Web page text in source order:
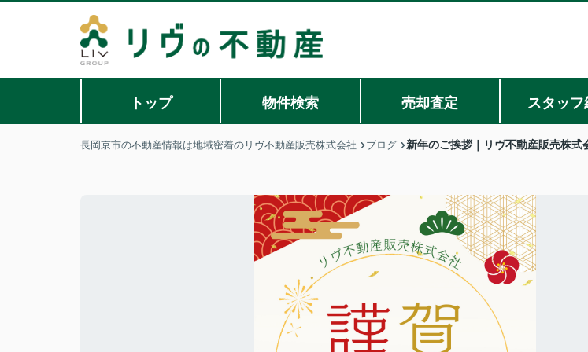
トップ 物件検索 売却査定 スタッフ
長岡京市の不動産情報は地域密着のリヴ不動産販売株式会社 ブログ 新年のご挨拶｜リヴ不動産販売株式